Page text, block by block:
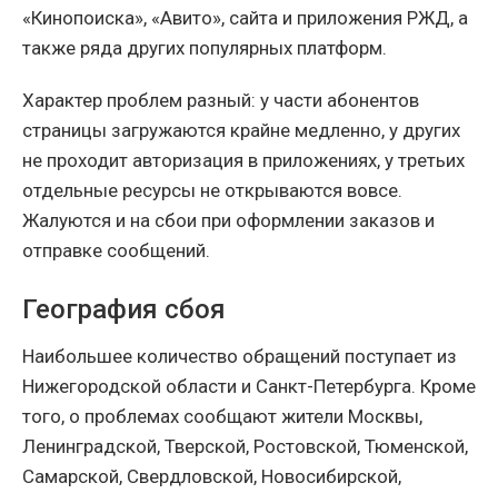
«Кинопоиска», «Авито», сайта и приложения РЖД, а
также ряда других популярных платформ.
Характер проблем разный: у части абонентов
страницы загружаются крайне медленно, у других
не проходит авторизация в приложениях, у третьих
отдельные ресурсы не открываются вовсе.
Жалуются и на сбои при оформлении заказов и
отправке сообщений.
География сбоя
Наибольшее количество обращений поступает из
Нижегородской области и Санкт-Петербурга. Кроме
того, о проблемах сообщают жители Москвы,
Ленинградской, Тверской, Ростовской, Тюменской,
Самарской, Свердловской, Новосибирской,